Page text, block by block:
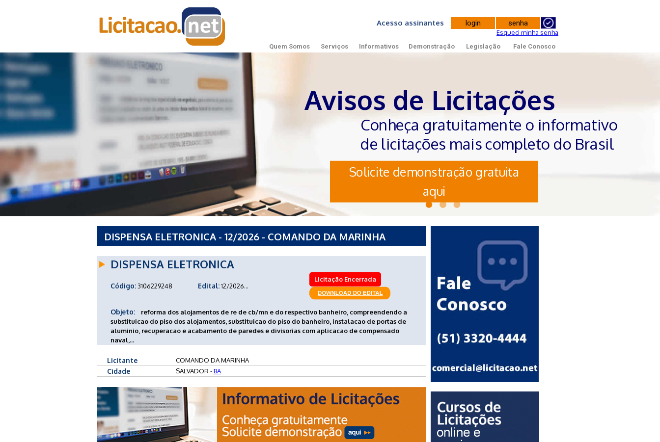
Acesso assinantes
Esqueci minha senha
Quem Somos Serviços Informativos Demonstração Legislação Fale Conosco
Avisos de Licitações
Conheça gratuitamente o informativo
de licitações mais completo do Brasil
Solicite demonstração gratuita
aqui
DISPENSA ELETRONICA - 12/2026 - COMANDO DA MARINHA
DISPENSA ELETRONICA
Código:3106229248 Edital:12/2026...
Licitação Encerrada
Objeto:
reforma dos alojamentos de re de cb/mn e do respectivo banheiro, compreendendo a
substituicao do piso dos alojamentos, substituicao do piso do banheiro, instalacao de portas de
aluminio, recuperacao e acabamento de paredes e divisorias com aplicacao de compensado
naval,...
Licitante COMANDO DA MARINHA
Cidade SALVADOR -BA